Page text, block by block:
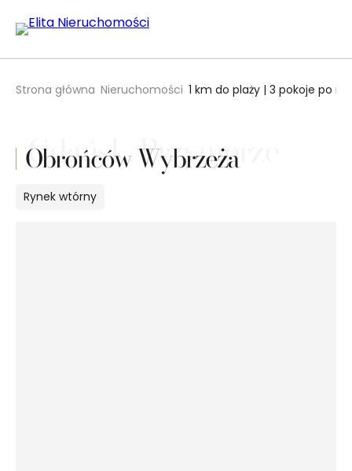
Strona główna Nieruchomości 1 km do plaży | 3 pokoje po
Gdańsk, Przymorze
Obrońców Wybrzeża
Rynek wtórny